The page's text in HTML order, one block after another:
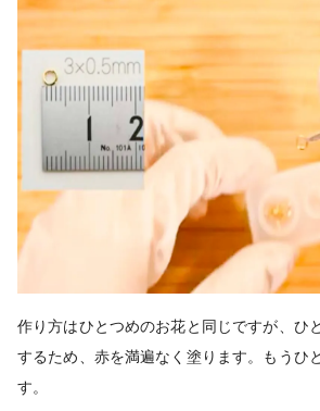
作り方はひとつめのお花と同じですが、ひ
するため、赤を満遍なく塗ります。もうひ
す。